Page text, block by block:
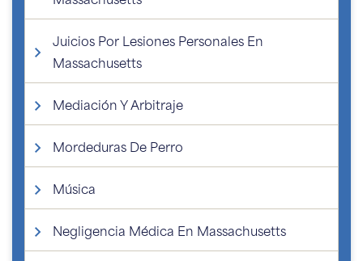
Juicios Por Lesiones Personales En
Massachusetts
Mediación Y Arbitraje
Mordeduras De Perro
Música
Negligencia Médica En Massachusetts